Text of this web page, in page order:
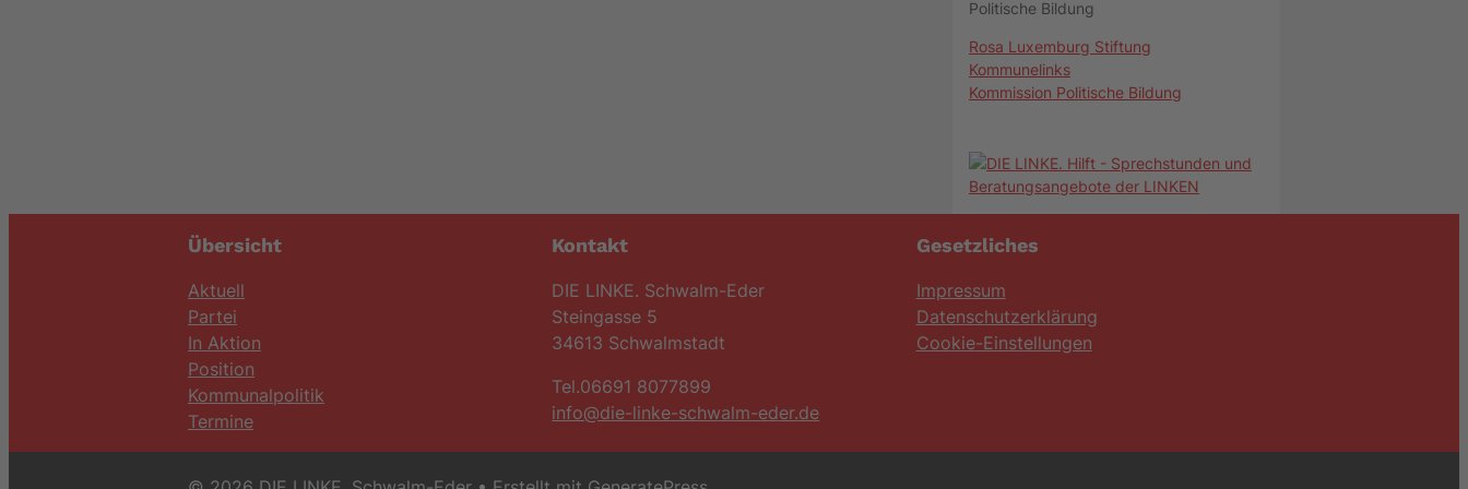
Politische Bildung
Rosa Luxemburg Stiftung
Kommunelinks
Kommission Politische Bildung
Übersicht
Aktuell
Partei
In Aktion
Position
Kommunalpolitik
Termine
Kontakt
DIE LINKE. Schwalm-Eder
Steingasse 5
34613 Schwalmstadt
Tel.06691 8077899
info@die-linke-schwalm-eder.de
Gesetzliches
Impressum
Datenschutzerklärung
Cookie-Einstellungen